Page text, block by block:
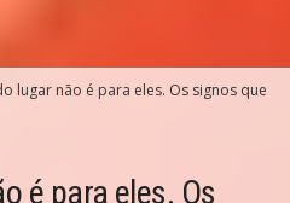
lugar não é para eles. Os signos que
é para eles. Os